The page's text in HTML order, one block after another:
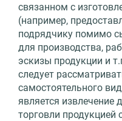
связанном с
(например,
подрядчику помимо
для производства,
эскизы продукции и
следует
самостоятельного
является извлечение
торговли продукцией